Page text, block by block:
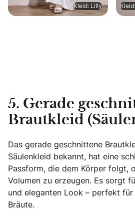
Kleid: Lilly
5. Gerade
Brautkleid
Das gerade geschnittene
Säulenkleid bekannt, hat eine
Passform, die dem Körper folgt,
Volumen zu erzeugen. Es sorgt
und eleganten Look – perfekt
Bräute.